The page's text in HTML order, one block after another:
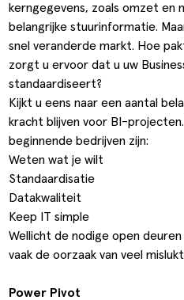
kerngegevens, zoals omzet en
belangrijke stuurinformatie.
snel veranderde markt. Hoe
zorgt u ervoor dat u uw
standaardiseert?
Kijkt u eens naar een aantal
kracht blijven voor BI-
beginnende bedrijven zijn:
Weten wat je wilt
Standaardisatie
Datakwaliteit
Keep IT simple
Wellicht de nodige open
vaak de oorzaak van veel
Power Pivot